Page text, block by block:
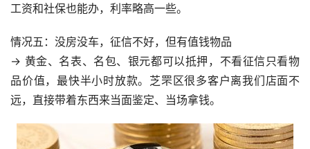
工资和社保也能办，利率略高一些。
情况五：没房没车，征信不好，但有值钱物品
→ 黄金、名表、名包、银元都可以抵押，不看征信只看物
品价值，最快半小时放款。芝罘区很多客户离我们店面不
远，直接带着东西来当面鉴定、当场拿钱。